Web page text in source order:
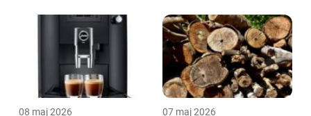
08 maj 2026 07 maj 2026